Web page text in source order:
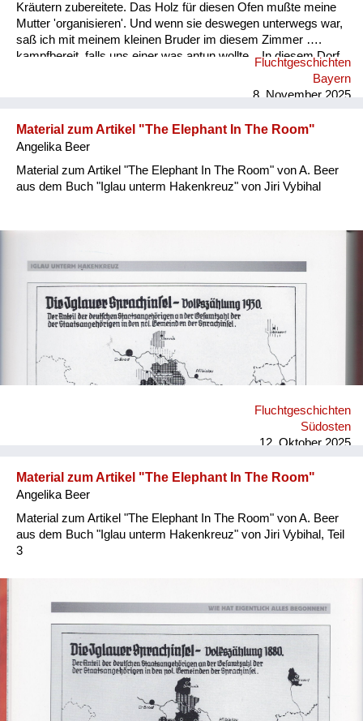
Kräutern zubereitete. Das Holz für diesen Ofen mußte meine
Mutter 'organisieren'. Und wenn sie deswegen unterwegs war,
saß ich mit meinem kleinen Bruder im diesem Zimmer ….
kampfbereit, falls uns einer was antun wollte... In diesem Dorf
half uns nur eine Frau manchmal mit Lebensmittel aus... Das
ganze Leben, wenn ich an diesen Bauern dachte, habe ich ihm
geprägt. Ich...
Fluchtgeschichten
Bayern
8. November 2025
Material zum Artikel "The Elephant In The Room"
Angelika Beer
Material zum Artikel "The Elephant In The Room" von A. Beer
aus dem Buch "Iglau unterm Hakenkreuz" von Jiri Vybihal
Fluchtgeschichten
Südosten
12. Oktober 2025
Material zum Artikel "The Elephant In The Room"
Angelika Beer
Material zum Artikel "The Elephant In The Room" von A. Beer
aus dem Buch "Iglau unterm Hakenkreuz" von Jiri Vybihal, Teil
3